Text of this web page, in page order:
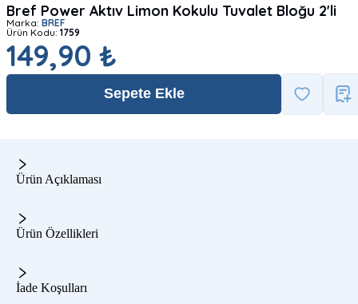
Bref Power Aktıv Limon Kokulu Tuvalet Bloğu 2'li
Marka: BREF
Ürün Kodu: 1759
149,90 ₺
Sepete Ekle
Ürün Açıklaması
Ürün Özellikleri
İade Koşulları